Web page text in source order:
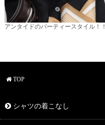
アンタイドのパーティースタイル！！
TOP
シャツの着こなし